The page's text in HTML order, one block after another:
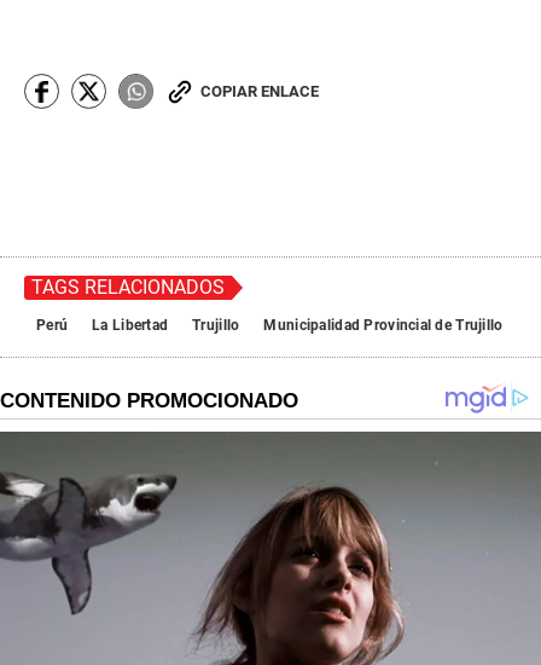
COPIAR ENLACE
TAGS RELACIONADOS
Perú La Libertad Trujillo Municipalidad Provincial de Trujillo